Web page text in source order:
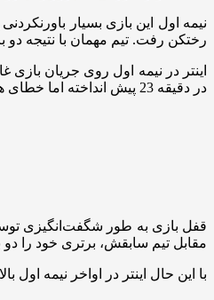
نیمه اول این بازی بسیار
رختکن رفت. تیم مهمان با نتیجه دو
اینتر در نیمه اول روی جریان
در دقیقه 23 پیش انداخته اما خطای هند در جریان بازی، گل را مردود کرد و به تیم نستا اجازه داد که تساوی را حفظ کند.
مقابل تیم سابقش، برتری خود را دو
با این حال اینتر در اواخر نیمه اول بالاخره یکی از